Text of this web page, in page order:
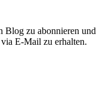
Blog zu abonnieren und
E-Mail zu erhalten.